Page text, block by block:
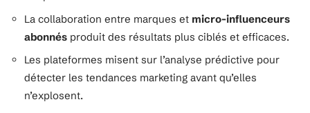
La collaboration entre marques et micro-influenceurs
abonnés produit des résultats plus ciblés et efficaces.
Les plateformes misent sur l’analyse prédictive pour
détecter les tendances marketing avant qu’elles
n’explosent.